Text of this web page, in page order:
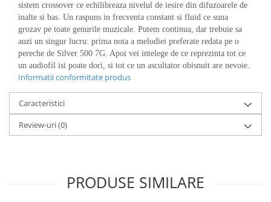
sistem crossover ce echilibreaza nivelul de iesire din difuzoarele de
inalte si bas. Un raspuns in frecventa constant si fluid ce suna
grozav pe toate genurile muzicale. Putem continua, dar trebuie sa
auzi un singur lucru: prima nota a melodiei preferate redata pe o
pereche de Silver 500 7G. Apoi vei intelege de ce reprezinta tot ce
un audiofil isi poate dori, si tot ce un ascultator obisnuit are nevoie.
Informatii conformitate produs
Caracteristici
Review-uri(0)
PRODUSE SIMILARE